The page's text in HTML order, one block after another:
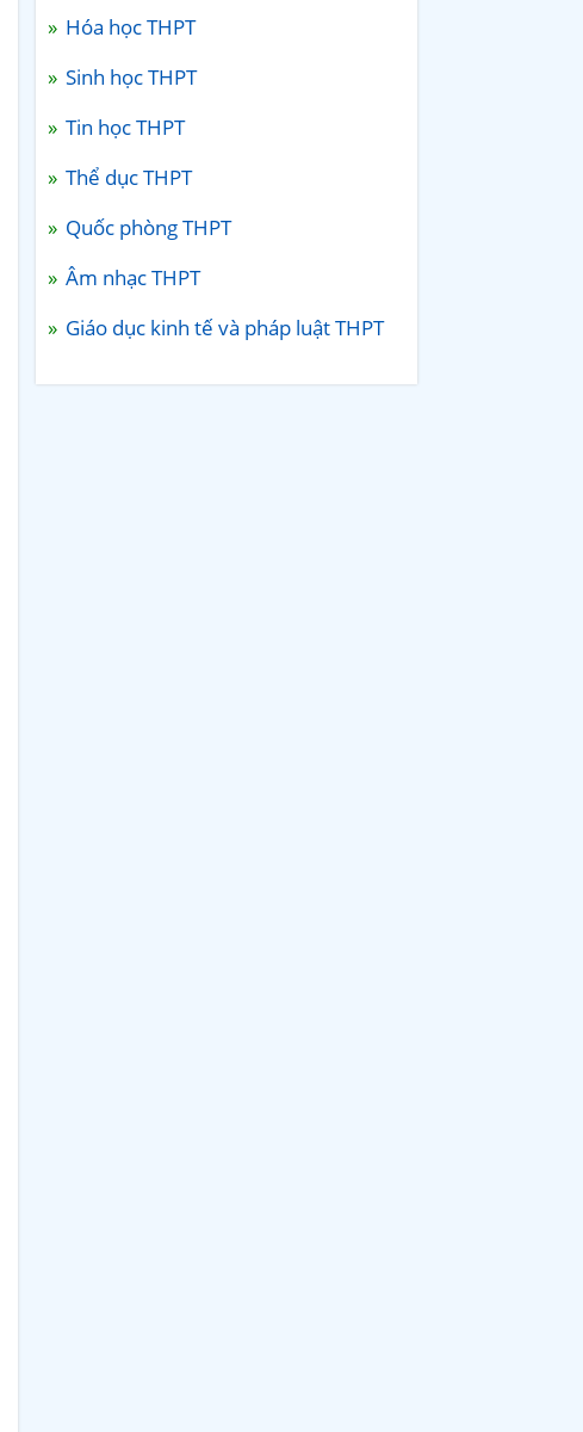
Hóa học THPT
Sinh học THPT
Tin học THPT
Thể dục THPT
Quốc phòng THPT
Âm nhạc THPT
Giáo dục kinh tế và pháp luật THPT